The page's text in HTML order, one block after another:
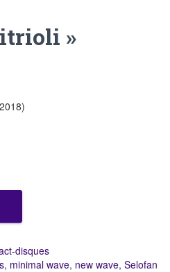
»
disques
, minimal wave, new wave, Selofan